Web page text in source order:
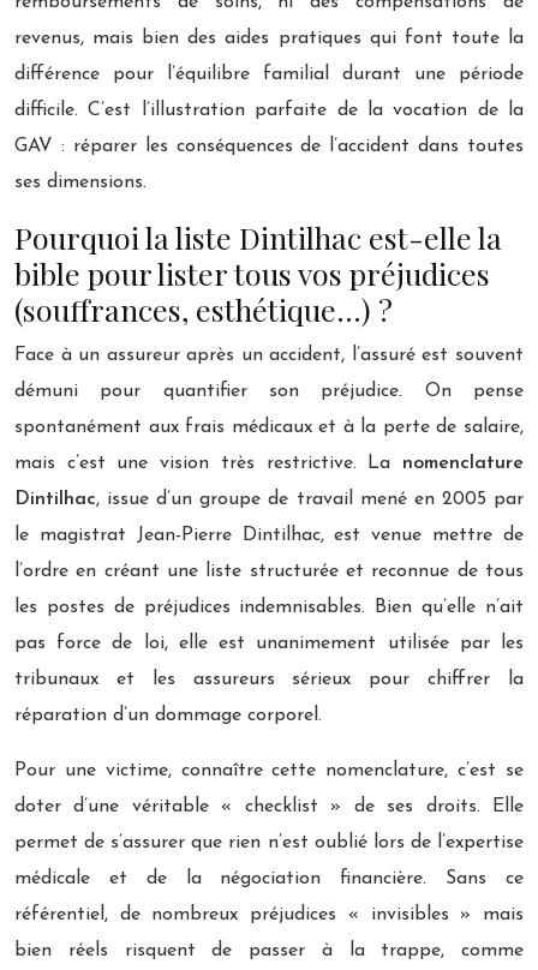
revenus, mais bien des aides pratiques qui font toute la
différence pour l’équilibre familial durant une période
difficile. C’est l’illustration parfaite de la vocation de la
GAV : réparer les conséquences de l’accident dans toutes
ses dimensions.
Pourquoi la liste Dintilhac est-elle la
bible pour lister tous vos préjudices
(souffrances, esthétique…) ?
Face à un assureur après un accident, l’assuré est souvent
démuni pour quantifier son préjudice. On pense
spontanément aux frais médicaux et à la perte de salaire,
mais c’est une vision très restrictive. La nomenclature
Dintilhac, issue d’un groupe de travail mené en 2005 par
le magistrat Jean-Pierre Dintilhac, est venue mettre de
l’ordre en créant une liste structurée et reconnue de tous
les postes de préjudices indemnisables. Bien qu’elle n’ait
pas force de loi, elle est unanimement utilisée par les
tribunaux et les assureurs sérieux pour chiffrer la
réparation d’un dommage corporel.
Pour une victime, connaître cette nomenclature, c’est se
doter d’une véritable « checklist » de ses droits. Elle
permet de s’assurer que rien n’est oublié lors de l’expertise
médicale et de la négociation financière. Sans ce
référentiel, de nombreux préjudices « invisibles » mais
bien réels risquent de passer à la trappe, comme